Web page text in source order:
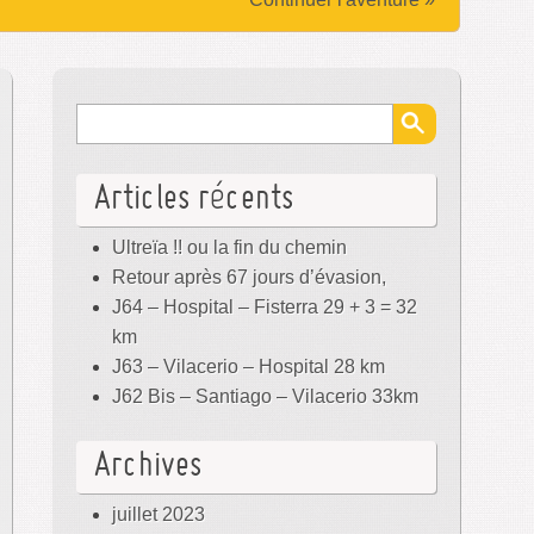
Articles récents
Ultreïa !! ou la fin du chemin
Retour après 67 jours d’évasion,
J64 – Hospital – Fisterra 29 + 3 = 32
km
J63 – Vilacerio – Hospital 28 km
J62 Bis – Santiago – Vilacerio 33km
Archives
juillet 2023